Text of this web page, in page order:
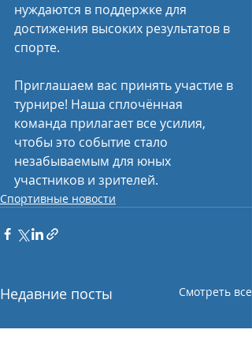
нуждаются в поддержке для
достижения высоких результатов в
спорте.
Приглашаем вас принять участие в
турнире! Наша сплочённая
команда прилагает все усилия,
чтобы это событие стало
незабываемым для юных
участников и зрителей.
Спортивные новости
Недавние посты Смотреть все